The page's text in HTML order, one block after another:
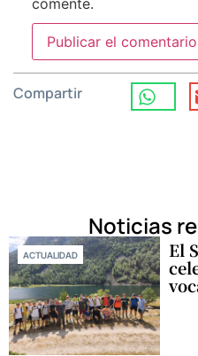
Compartir
Noticias
ACTUALIDAD El